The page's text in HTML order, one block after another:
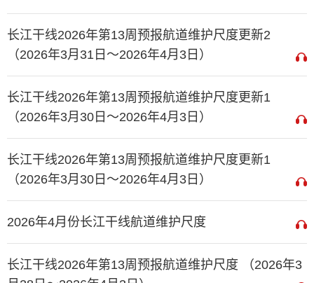
长江干线2026年第13周预报航道维护尺度更新2
（2026年3月31日～2026年4月3日）
长江干线2026年第13周预报航道维护尺度更新1
（2026年3月30日～2026年4月3日）
长江干线2026年第13周预报航道维护尺度更新1
（2026年3月30日～2026年4月3日）
2026年4月份长江干线航道维护尺度
长江干线2026年第13周预报航道维护尺度 （2026年3